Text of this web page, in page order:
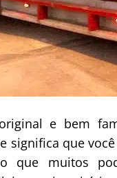
e bem
significa que
que muitos